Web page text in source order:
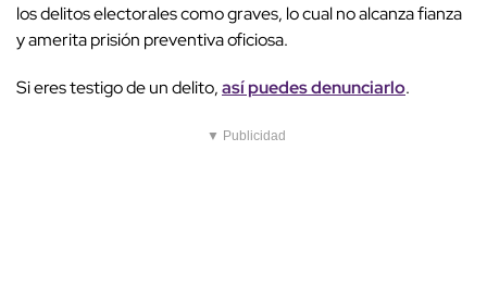
los delitos electorales como graves, lo cual no alcanza fianza
y amerita prisión preventiva oficiosa.
Si eres testigo de un delito,así puedes denunciarlo.
▼ Publicidad